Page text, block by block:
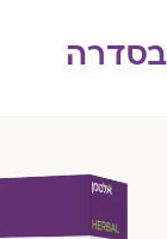
בסדרה